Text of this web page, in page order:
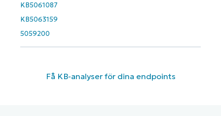
KB5061087
KB5063159
5059200
Få KB-analyser för dina endpoints